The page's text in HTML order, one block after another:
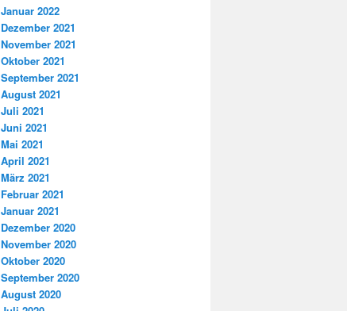
Januar 2022
Dezember 2021
November 2021
Oktober 2021
September 2021
August 2021
Juli 2021
Juni 2021
Mai 2021
April 2021
März 2021
Februar 2021
Januar 2021
Dezember 2020
November 2020
Oktober 2020
September 2020
August 2020